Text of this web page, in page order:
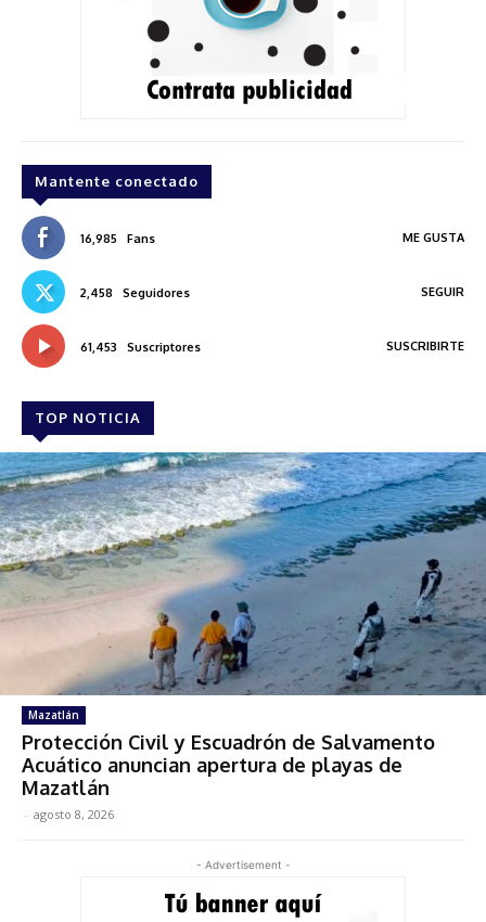
Mantente conectado
16,985 Fans ME GUSTA
2,458 Seguidores SEGUIR
61,453 Suscriptores SUSCRIBIRTE
TOP NOTICIA
Mazatlán
Protección Civil y Escuadrón de Salvamento
Acuático anuncian apertura de playas de
Mazatlán
- agosto 8, 2026
- Advertisement -